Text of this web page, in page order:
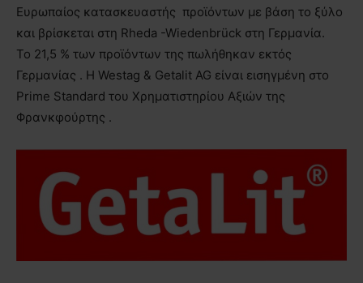
Ευρωπαίος κατασκευαστής προϊόντων με βάση το ξύλο
και βρίσκεται στη Rheda -Wiedenbrück στη Γερμανία.
Το 21,5 % των προϊόντων της πωλήθηκαν εκτός
Γερμανίας . Η Westag & Getalit AG είναι εισηγμένη στο
Prime Standard του Χρηματιστηρίου Αξιών της
Φρανκφούρτης .